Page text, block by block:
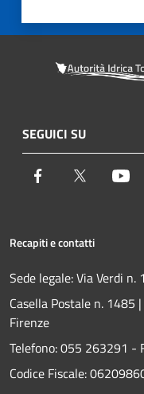
SEGUICI SU
Facebook Twitter
Recapiti e contatti
Sede legale: Via Verdi
Casella Postale n. 1485
Firenze
Telefono:055 263291 -
Codice Fiscale: